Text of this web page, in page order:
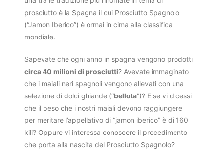
prosciutto è la Spagna il cui Prosciutto Spagnolo
(“Jamon Iberico”) è ormai in cima alla classifica
mondiale.
Sapevate che ogni anno in spagna vengono prodotti
circa 40 milioni di prosciutti? Avevate immaginato
che i maiali neri spagnoli vengono allevati con una
selezione di dolci ghiande (“bellota”)? E se vi dicessi
che il peso che i nostri maiali devono raggiungere
per meritare l’appellativo di “jamon iberico” è di 160
kili? Oppure vi interessa conoscere il procedimento
che porta alla nascita del Prosciutto Spagnolo?